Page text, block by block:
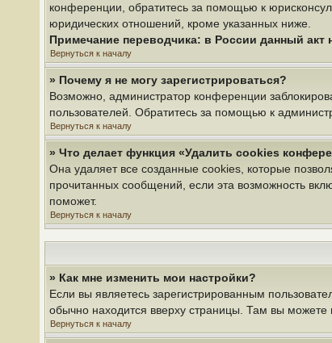
конференции, обратитесь за помощью к
юридических отношений, кроме указанных ниже.
Примечание переводчика: в России данный
Вернуться к началу
» Почему я не могу зарегистрироваться?
Возможно, администратор конференции
пользователей. Обратитесь за помощью к
Вернуться к началу
» Что делает функция «Удалить cookies
Она удаляет все созданные cookies, которые
прочитанных сообщений, если эта возможность
поможет.
Вернуться к началу
» Как мне изменить мои настройки?
Если вы являетесь зарегистрированным
обычно находится вверху страницы. Там вы можете
Вернуться к началу